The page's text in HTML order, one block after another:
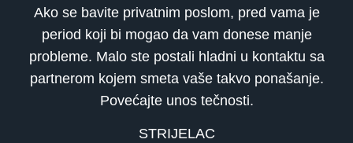
Ako se bavite privatnim poslom, pred vama je
period koji bi mogao da vam donese manje
probleme. Malo ste postali hladni u kontaktu sa
partnerom kojem smeta vaše takvo ponašanje.
Povećajte unos tečnosti.
STRIJELAC